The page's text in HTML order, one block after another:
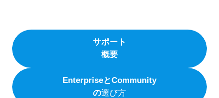
サポート
概要
EnterpriseとCommunity
の選び方